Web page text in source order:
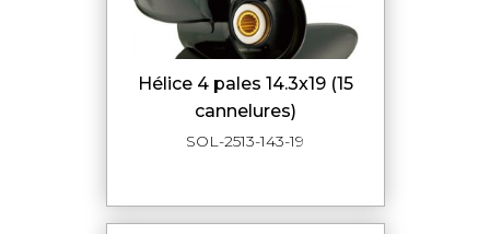
hélice 4 pales 14.3x19 (15
cannelures)
SOL-2513-143-19